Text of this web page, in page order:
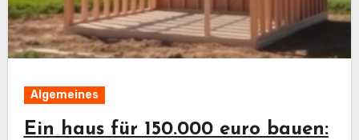
Algemeines
Ein haus für 150.000 euro bauen: